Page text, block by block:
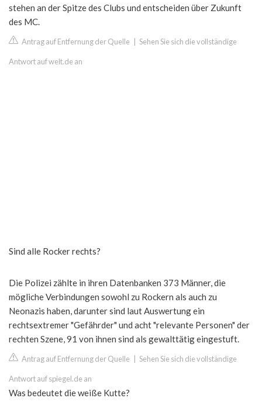
stehen an der Spitze des Clubs und entscheiden über Zukunft
des MC.
Antrag auf Entfernung der Quelle Sehen Sie sich die vollständige
Antwort auf welt.de an
Sind alle Rocker rechts?
Die Polizei zählte in ihren Datenbanken 373 Männer, die
mögliche Verbindungen sowohl zu Rockern als auch zu
Neonazis haben, darunter sind laut Auswertung ein
rechtsextremer "Gefährder" und acht "relevante Personen" der
rechten Szene, 91 von ihnen sind als gewalttätig eingestuft.
Antrag auf Entfernung der Quelle Sehen Sie sich die vollständige
Antwort auf spiegel.de an
Was bedeutet die weiße Kutte?